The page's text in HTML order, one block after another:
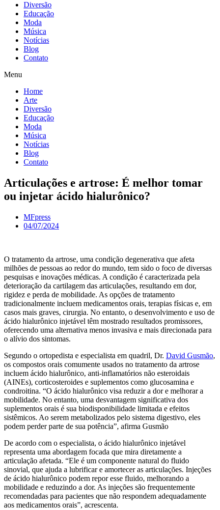
Diversão
Educação
Moda
Música
Notícias
Blog
Contato
Menu
Home
Arte
Diversão
Educação
Moda
Música
Notícias
Blog
Contato
Articulações e artrose: É melhor tomar
ou injetar ácido hialurônico?
MFpress
04/07/2024
O tratamento da artrose, uma condição degenerativa que afeta
milhões de pessoas ao redor do mundo, tem sido o foco de diversas
pesquisas e inovações médicas. A condição é caracterizada pela
deterioração da cartilagem das articulações, resultando em dor,
rigidez e perda de mobilidade. As opções de tratamento
tradicionalmente incluem medicamentos orais, terapias físicas e, em
casos mais graves, cirurgia. No entanto, o desenvolvimento e uso de
ácido hialurônico injetável têm mostrado resultados promissores,
oferecendo uma alternativa menos invasiva e mais direcionada para
o alívio dos sintomas.
Segundo o ortopedista e especialista em quadril, Dr. David Gusmão,
os compostos orais comumente usados no tratamento da artrose
incluem ácido hialurônico, anti-inflamatórios não esteroidais
(AINEs), corticosteroides e suplementos como glucosamina e
condroitina. “O ácido hialurônico visa reduzir a dor e melhorar a
mobilidade. No entanto, uma desvantagem significativa dos
suplementos orais é sua biodisponibilidade limitada e efeitos
sistêmicos. Ao serem metabolizados pelo sistema digestivo, eles
podem perder parte de sua potência”, afirma Gusmão
De acordo com o especialista, o ácido hialurônico injetável
representa uma abordagem focada que mira diretamente a
articulação afetada. “Ele é um componente natural do fluido
sinovial, que ajuda a lubrificar e amortecer as articulações. Injeções
de ácido hialurônico podem repor esse fluido, melhorando a
mobilidade e reduzindo a dor. As injeções são frequentemente
recomendadas para pacientes que não respondem adequadamente
aos medicamentos orais”, acrescenta.